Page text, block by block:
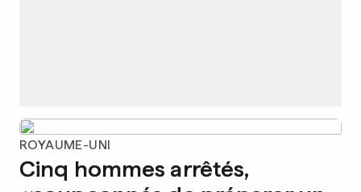
ROYAUME-UNI
Cinq hommes arrêtés,